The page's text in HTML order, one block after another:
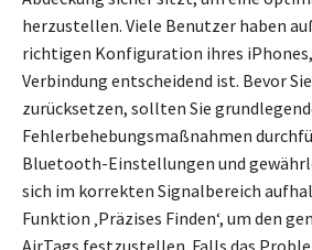
herzustellen. Viele Benutzer haben
richtigen Konfiguration ihres
Verbindung entscheidend ist. Bevor
zurücksetzen, sollten Sie
Fehlerbehebungsmaßnahmen
Bluetooth-Einstellungen und
sich im korrekten Signalbereich
Funktion ‚Präzises Finden‘, um den